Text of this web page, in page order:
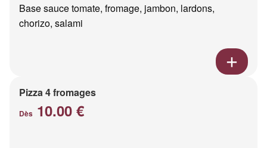
Base sauce tomate, fromage, jambon, lardons,
chorizo, salami
Pizza 4 fromages
Dès 10.00 €